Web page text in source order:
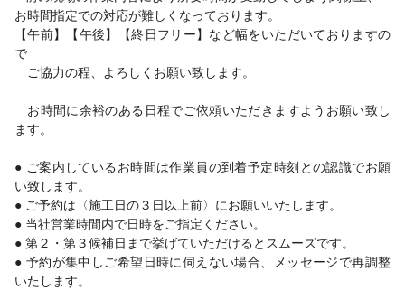
お時間指定での対応が難しくなっております。
【午前】【午後】【終日フリー】など幅をいただいておりますの
で
ご協力の程、よろしくお願い致します。
お時間に余裕のある日程でご依頼いただきますようお願い致し
ます。
● ご案内しているお時間は作業員の到着予定時刻との認識でお願
い致します。
● ご予約は〈施工日の３日以上前〉にお願いいたします。
● 当社営業時間内で日時をご指定ください。
● 第２・第３候補日まで挙げていただけるとスムーズです。
● 予約が集中しご希望日時に伺えない場合、メッセージで再調整
いたします。